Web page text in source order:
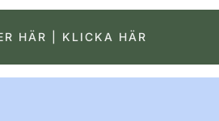
HÄR | KLICKA HÄR